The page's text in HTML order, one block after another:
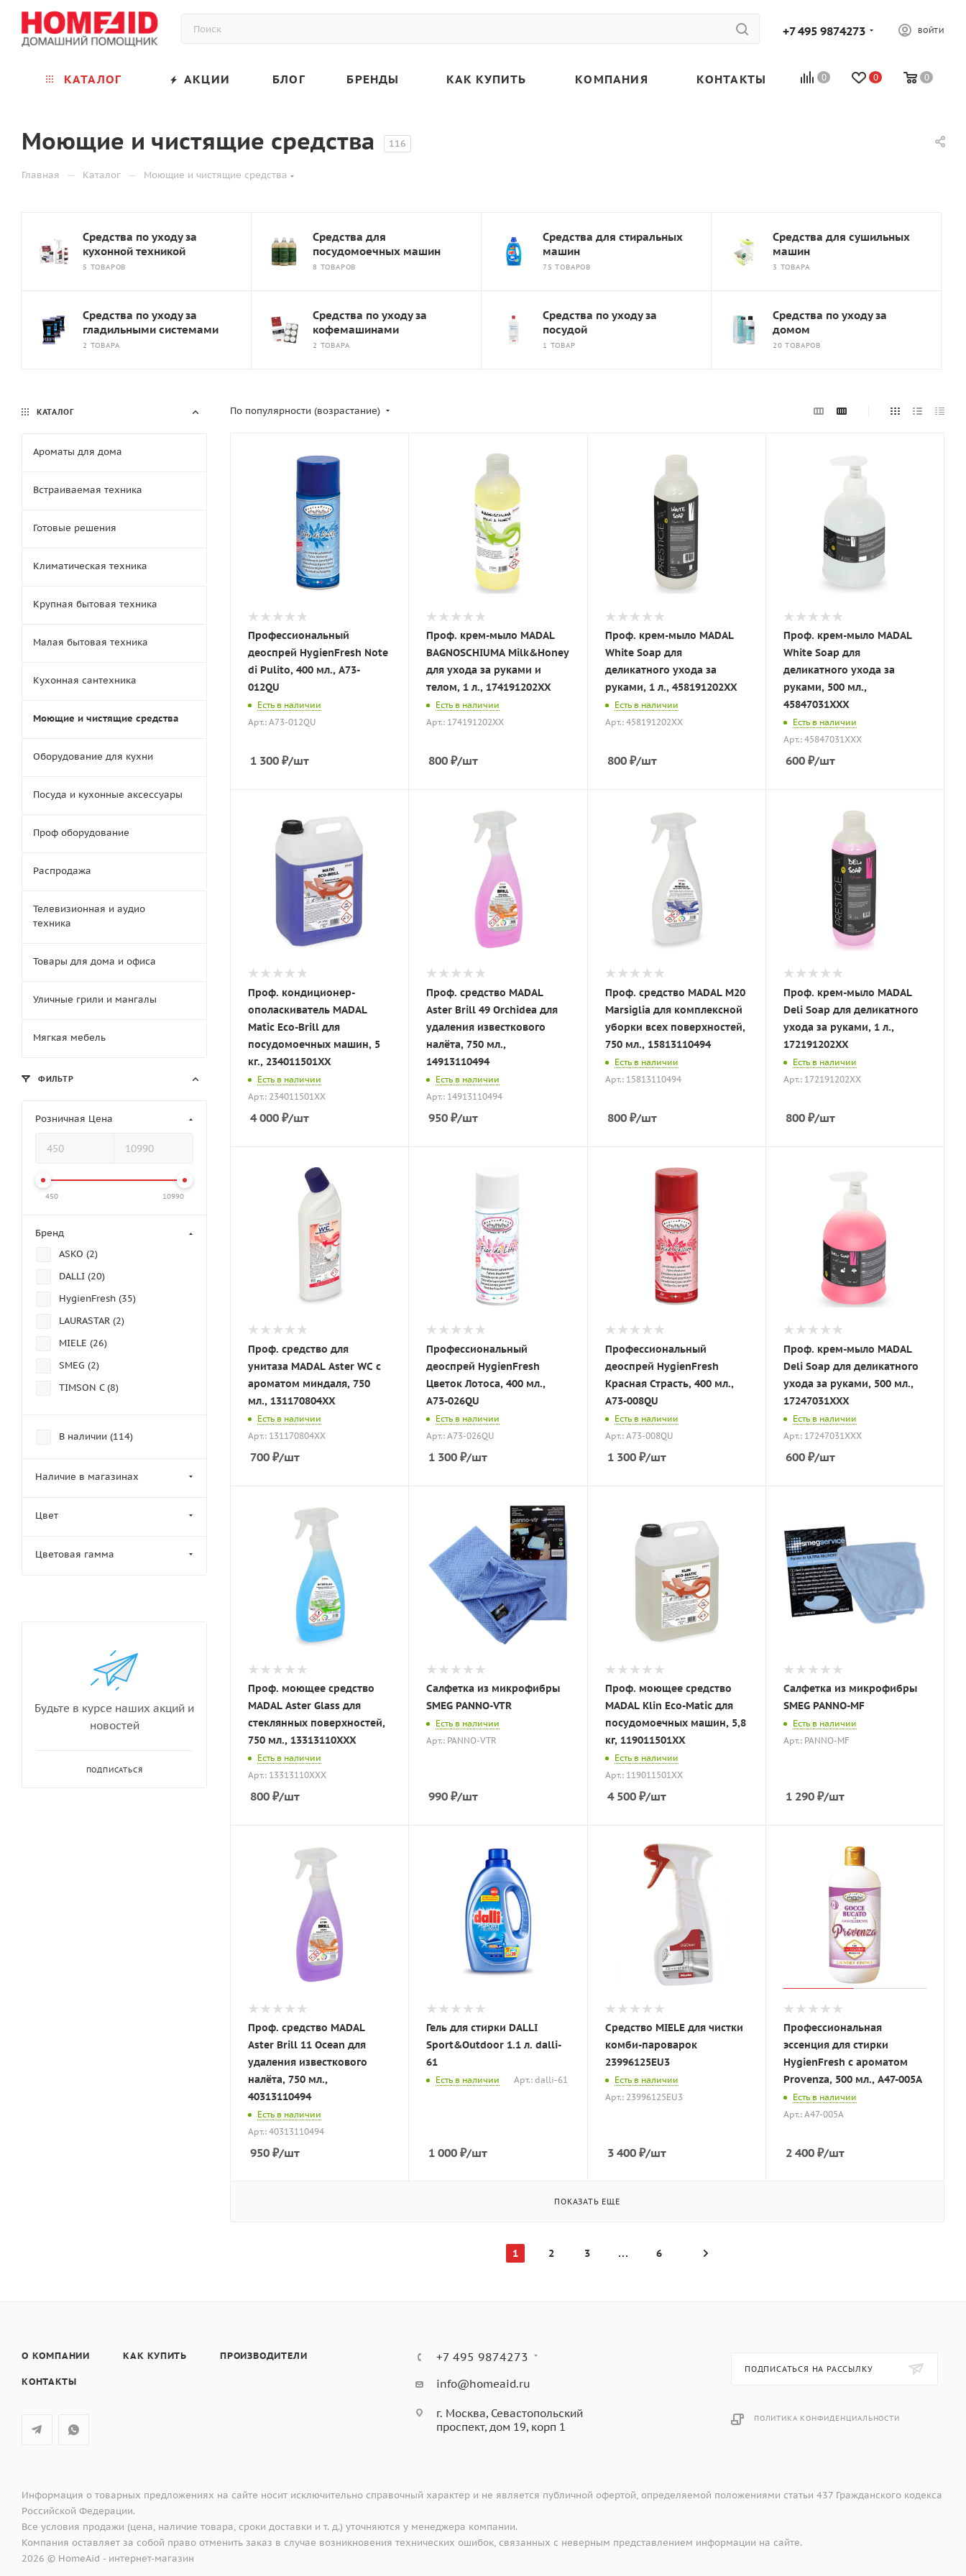
+7 495 9874273 ВОЙТИ
0 0 0
КАТАЛОГ АКЦИИ БЛОГ БРЕНДЫ КАК КУПИТЬ КОМПАНИЯ КОНТАКТЫ
Моющие и чистящие средства 116
Главная — Каталог — Моющие и чистящие средства
Средства по уходу за
кухонной техникой
5 ТОВАРОВ
Средства для
посудомоечных машин
8 ТОВАРОВ
Средства для стиральных
машин
75 ТОВАРОВ
Средства для сушильных
машин
3 ТОВАРА
Средства по уходу за
гладильными системами
2 ТОВАРА
Средства по уходу за
кофемашинами
2 ТОВАРА
Средства по уходу за
посудой
1 ТОВАР
Средства по уходу за
домом
20 ТОВАРОВ
По популярности (возрастание)
Профессиональный
деоспрей HygienFresh Note
di Pulito, 400 мл., A73-
012QU
Есть в наличии
Арт.: A73-012QU
1 300 ₽/шт
Проф. крем-мыло MADAL
BAGNOSCHIUMA Milk&Honey
для ухода за руками и
телом, 1 л., 174191202XX
Есть в наличии
Арт.: 174191202XX
800 ₽/шт
Проф. крем-мыло MADAL
White Soap для
деликатного ухода за
руками, 1 л., 458191202XX
Есть в наличии
Арт.: 458191202XX
800₽/шт
Проф. крем-мыло MADAL
White Soap для
деликатного ухода за
руками, 500 мл.,
45847031XXX
Есть в наличии
Арт.: 45847031XXX
600₽/шт
Проф. кондиционер-
ополаскиватель MADAL
Matic Eco-Brill для
посудомоечных машин, 5
кг., 234011501XX
Есть в наличии
Арт.: 234011501XX
4 000 ₽/шт
Проф. средство MADAL
Aster Brill 49 Orchidea для
удаления известкового
налёта, 750 мл.,
14913110494
Есть в наличии
Арт.: 14913110494
950 ₽/шт
Проф. средство MADAL M20
Marsiglia для комплексной
уборки всех поверхностей,
750 мл., 15813110494
Есть в наличии
Арт.: 15813110494
800₽/шт
Проф. крем-мыло MADAL
Deli Soap для деликатного
ухода за руками, 1 л.,
172191202XX
Есть в наличии
Арт.: 172191202XX
800₽/шт
Проф. средство для
унитаза MADAL Aster WC с
ароматом миндаля, 750
мл., 131170804XX
Есть в наличии
Арт.: 131170804XX
700 ₽/шт
Профессиональный
деоспрей HygienFresh
Цветок Лотоса, 400 мл.,
A73-026QU
Есть в наличии
Арт.: A73-026QU
1 300 ₽/шт
Профессиональный
деоспрей HygienFresh
Красная Страсть, 400 мл.,
A73-008QU
Есть в наличии
Арт.: A73-008QU
1 300₽/шт
Проф. крем-мыло MADAL
Deli Soap для деликатного
ухода за руками, 500 мл.,
17247031XXX
Есть в наличии
Арт.: 17247031XXX
600₽/шт
Проф. моющее средство
MADAL Aster Glass для
стеклянных поверхностей,
750 мл., 13313110XXX
Есть в наличии
Арт.: 13313110XXX
800 ₽/шт
Салфетка из микрофибры
SMEG PANNO-VTR
Есть в наличии
Арт.: PANNO-VTR
990 ₽/шт
Проф. моющее средство
MADAL Klin Eco-Matic для
посудомоечных машин, 5,8
кг, 119011501XX
Есть в наличии
Арт.: 119011501XX
4 500₽/шт
Салфетка из микрофибры
SMEG PANNO-MF
Есть в наличии
Арт.: PANNO-MF
1 290₽/шт
Проф. средство MADAL
Aster Brill 11 Ocean для
удаления известкового
налёта, 750 мл.,
40313110494
Есть в наличии
Арт.: 40313110494
950 ₽/шт
Гель для стирки DALLI
Sport&Outdoor 1.1 л. dalli-
61
Есть в наличии Арт.: dalli-61
1 000 ₽/шт
Средство MIELE для чистки
комби-пароварок
23996125EU3
Есть в наличии
Арт.: 23996125EU3
3 400₽/шт
Профессиональная
эссенция для стирки
HygienFresh с ароматом
Provenza, 500 мл., A47-005A
Есть в наличии
Арт.: A47-005A
2 400₽/шт
ПОКАЗАТЬ ЕЩЕ
1 2 3 6
КАТАЛОГ
Ароматы для дома
Встраиваемая техника
Готовые решения
Климатическая техника
Крупная бытовая техника
Малая бытовая техника
Кухонная сантехника
Моющие и чистящие средства
Оборудование для кухни
Посуда и кухонные аксессуары
Проф оборудование
Распродажа
Телевизионная и аудио
техника
Товары для дома и офиса
Уличные грили и мангалы
Мягкая мебель
ФИЛЬТР
Розничная Цена
450 10990
Бренд
ASKO (2)
DALLI (20)
HygienFresh (35)
LAURASTAR (2)
MIELE (26)
SMEG (2)
TIMSON C (8)
В наличии (114)
Наличие в магазинах
Цвет
Цветовая гамма
Будьте в курсе наших акций и
новостей
ПОДПИСАТЬСЯ
О КОМПАНИИ КАК КУПИТЬ ПРОИЗВОДИТЕЛИ
КОНТАКТЫ
+7 495 9874273
info@homeaid.ru
г. Москва, Севастопольский
проспект, дом 19, корп 1
ПОДПИСАТЬСЯ НА РАССЫЛКУ
ПОЛИТИКА КОНФИДЕНЦИАЛЬНОСТИ
Информация о товарных предложениях на сайте носит исключительно справочный характер и не является публичной офертой, определяемой положениями статьи 437 Гражданского кодекса
Российской Федерации.
Все условия продажи (цена, наличие товара, сроки доставки и т. д.) уточняются у менеджера компании.
Компания оставляет за собой право отменить заказ в случае возникновения технических ошибок, связанных с неверным представлением информации на сайте.
2026 © HomeAid - интернет-магазин